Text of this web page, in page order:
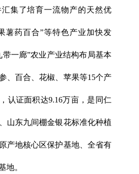
集了培育一流物产的天然优
薯药百合”等特色产业加快发
带一廊”农业产业结构布局基本
、百合、花椒、苹果等15个产
认证面积达9.16万亩，是同仁
山东九间棚金银花标准化种植
产地核心区保护基地、全省有
地。